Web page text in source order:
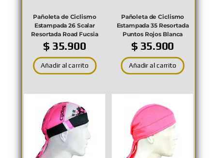
Pañoleta de Ciclismo
Estampada 26 Scalar
Resortada Road Fucsia
$ 35.900
Añadir al carrito
Pañoleta de Ciclismo
Estampada 35 Resortada
Puntos Rojos Blanca
$ 35.900
Añadir al carrito